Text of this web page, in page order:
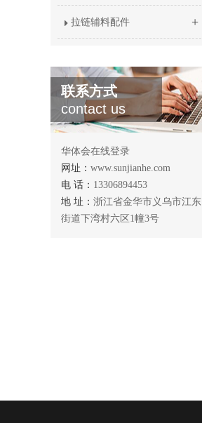
拉链辅料配件 +
联系方式
contact us
华体会在线登录
网址： www.sunjianhe.com
电 话： 13306894453
地 址： 浙江省金华市义乌市江东
街道下湾村六区1幢3号